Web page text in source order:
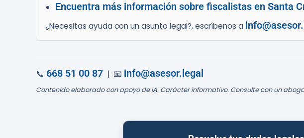
Encuentra más información sobre fiscalistas en Santa
¿Necesitas ayuda con un asunto legal?, escríbenos a
📞 668 51 00 87 | 📧 info@asesor.legal
Contenido elaborado con apoyo de IA. Carácter informativo. Consulte con un